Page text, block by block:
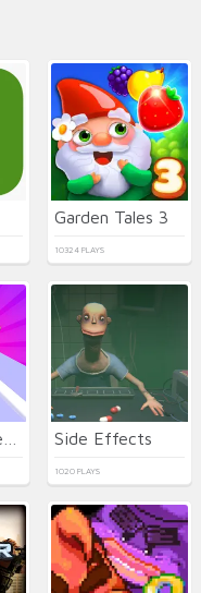
Garden Tales 3
10324 PLAYS
Side Effects
1020 PLAYS